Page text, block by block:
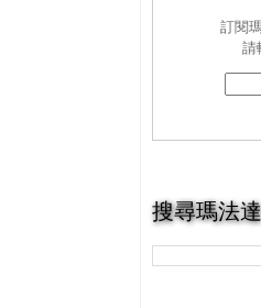
訂閱
請
搜尋瑪法達